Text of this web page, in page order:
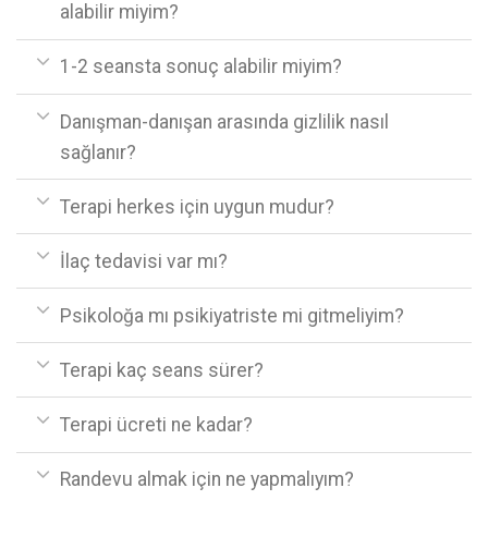
alabilir miyim?
1-2 seansta sonuç alabilir miyim?
Danışman-danışan arasında gizlilik nasıl
sağlanır?
Terapi herkes için uygun mudur?
İlaç tedavisi var mı?
Psikoloğa mı psikiyatriste mi gitmeliyim?
Terapi kaç seans sürer?
Terapi ücreti ne kadar?
Randevu almak için ne yapmalıyım?